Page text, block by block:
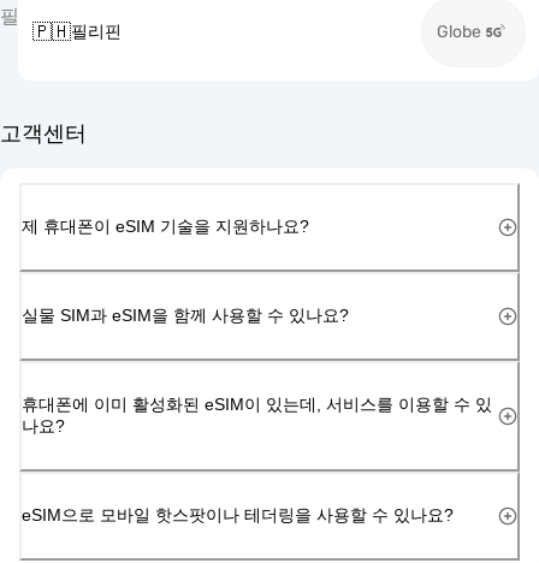
필
🇵🇭필리핀 Globe
고객센터
제 휴대폰이 eSIM 기술을 지원하나요?
실물 SIM과 eSIM을 함께 사용할 수 있나요?
휴대폰에 이미 활성화된 eSIM이 있는데, 서비스를 이용할 수 있
나요?
eSIM으로 모바일 핫스팟이나 테더링을 사용할 수 있나요?